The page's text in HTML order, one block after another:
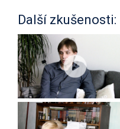
Další zkušenosti: